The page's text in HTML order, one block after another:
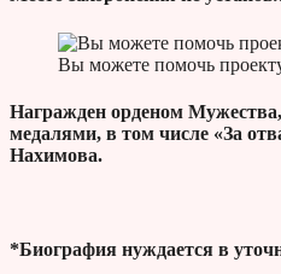
Вы можете помочь
Награжден орденом Мужества,
медалями, в том числе «За
Нахимова.
*Биография нуждается в